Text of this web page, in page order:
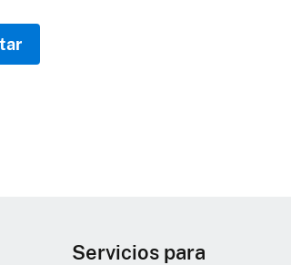
Servicios para